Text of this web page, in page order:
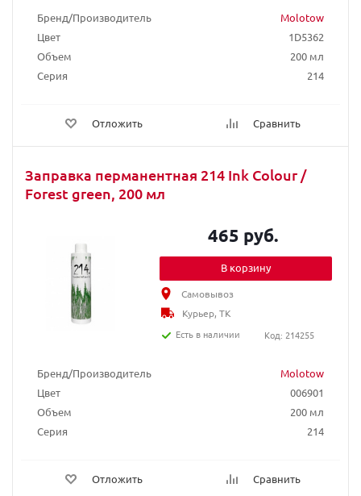
Бренд/Производитель
Molotow
Цвет
1D5362
Объем
200 мл
Серия
214
Отложить Сравнить
Заправка перманентная 214 Ink Colour /
Forest green, 200 мл
Бренд/Производитель
Molotow
Цвет
006901
Объем
200 мл
Серия
214
Отложить Сравнить
465 руб.
В корзину
Самовывоз
Курьер, ТК
Есть в наличии
Код: 214255